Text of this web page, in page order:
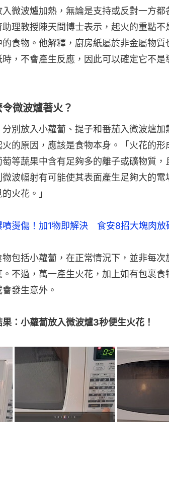
微波爐加熱，無論是支持或反對一方都
理教授陳天問博士表示，起火的重點不
食物。他解釋，廚房紙屬於非金屬物質
，不會產生反應，因此可以確定它不是
微波爐著火？
別放入小蘿蔔、提子和番茄入微波爐加
的原因，應該是食物本身。「火花的形
等蔬果中含有足夠多的離子或礦物質，
波幅射有可能使其表面產生足夠大的電
火花。」
燙傷！加1物即解決　食安8招大塊肉放
包括小蘿蔔，在正常情況下，並非每次
不過，萬一產生火花，加上如有包裹食
發生意外。
：小蘿蔔放入微波爐3秒便生火花！